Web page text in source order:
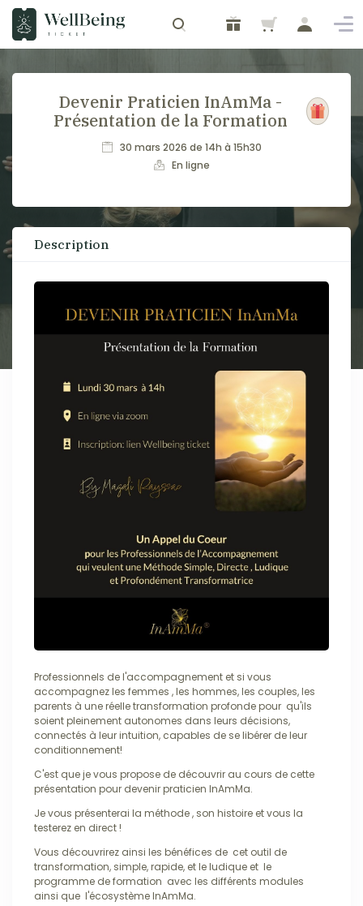
Devenir Praticien InAmMa -
Présentation de la Formation
30 mars 2026 de 14h à 15h30
En ligne
Description
Professionnels de l'accompagnement et si vous
accompagnez les femmes , les hommes, les couples, les
parents à une réelle transformation profonde pour qu'ils
soient pleinement autonomes dans leurs décisions,
connectés à leur intuition, capables de se libérer de leur
conditionnement!
C'est que je vous propose de découvrir au cours de cette
présentation pour devenir praticien InAmMa.
Je vous présenterai la méthode , son histoire et vous la
testerez en direct !
Vous découvrirez ainsi les bénéfices de cet outil de
transformation, simple, rapide, et le ludique et le
programme de formation avec les différents modules
ainsi que l'écosystème InAmMa.